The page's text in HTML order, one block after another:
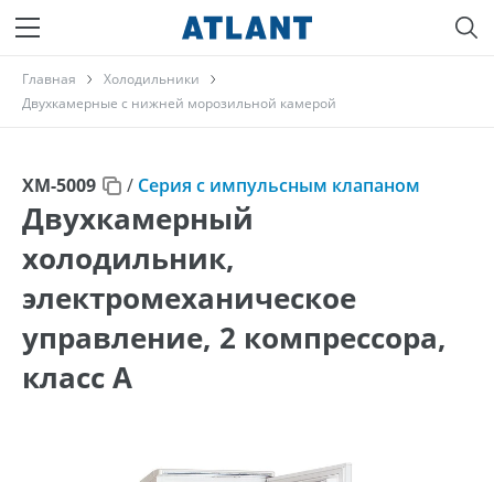
Главная
Холодильники
Двухкамерные с нижней морозильной камерой
ХМ-5009 / Серия с импульсным клапаном
Двухкамерный
холодильник,
электромеханическое
управление, 2 компрессора,
класс A